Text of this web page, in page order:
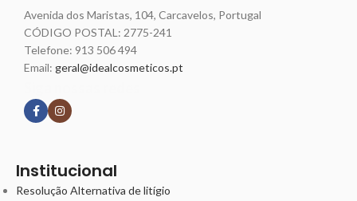
Avenida dos Maristas, 104, Carcavelos, Portugal
CÓDIGO POSTAL: 2775-241
Telefone: 913 506 494
Email: geral@idealcosmeticos.pt
Institucional
Resolução Alternativa de litígio